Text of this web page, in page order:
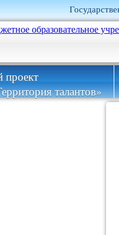
проект
талантов»